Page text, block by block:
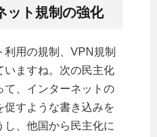
ット規制の強化
利用の規制、VPN規制
いますね。次の民主化
て、インターネットの
促すような書き込みを
、他国から民主化に